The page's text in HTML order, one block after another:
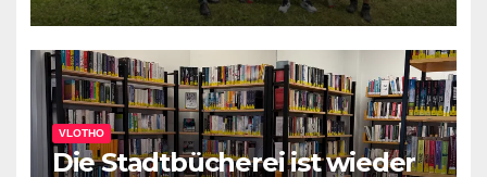
VLOTHO
Die Stadtbücherei ist wieder